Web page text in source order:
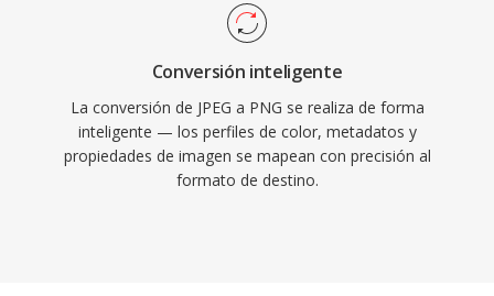
Conversión inteligente
La conversión de JPEG a PNG se realiza de forma
inteligente — los perfiles de color, metadatos y
propiedades de imagen se mapean con precisión al
formato de destino.